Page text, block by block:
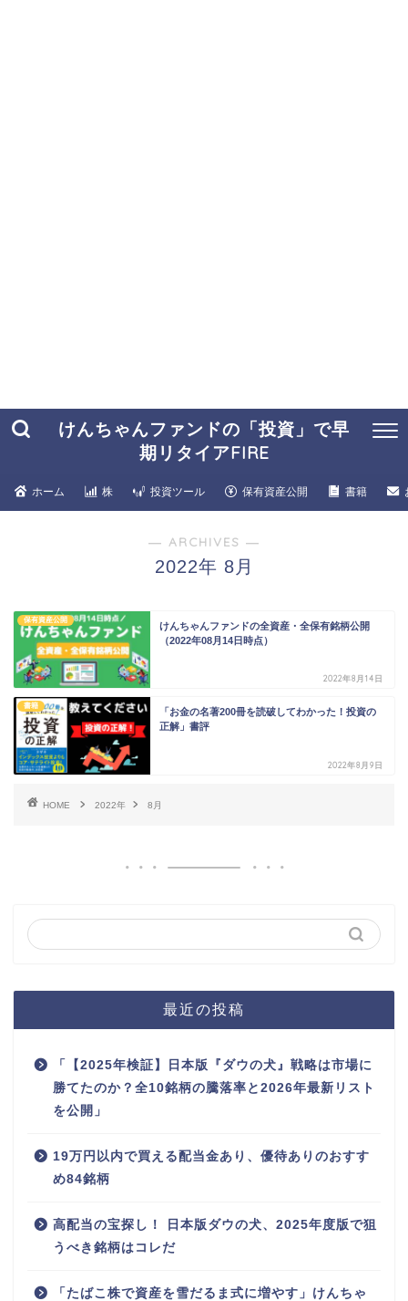
けんちゃんファンドの「投資」で早
期リタイアFIRE
ホーム 株 投資ツール 保有資産公開 書籍
― ARCHIVES ―
2022年 8月
保有資産公開
けんちゃんファンドの全資産・全保有銘柄公開
（2022年08月14日時点）
2022年8月14日
書籍
「お金の名著200冊を読破してわかった！投資の
正解」書評
2022年8月9日
HOME 2022年 8月
最近の投稿
「【2025年検証】日本版『ダウの犬』戦略は市場に
勝てたのか？全10銘柄の騰落率と2026年最新リスト
を公開」
19万円以内で買える配当金あり、優待ありのおすす
め84銘柄
高配当の宝探し！ 日本版ダウの犬、2025年度版で狙
うべき銘柄はコレだ
「たばこ株で資産を雪だるま式に増やす」けんちゃ